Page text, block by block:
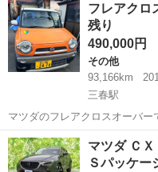
フレアクロス
残り
490,000円
その他
93,166km
三春駅
マツダのフレアクロスオーバ
ます。 走行距離は93,166kmです。 走っていて特に異常等も感じませ
んでした。 冬タイヤも付けます。 もし売れないようならお盆明けに処
分します。 ...
福島 田村郡 三春駅
マツダ Ｃ
Ｓパッケ